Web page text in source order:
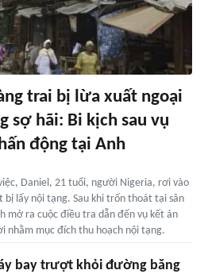
trai bị lừa xuất ngoại
sợ hãi: Bi kịch sau vụ
động tại Anh
Daniel, 21 tuổi, người Nigeria, rơi vào
bị lấy nội tạng. Sau khi trốn thoát tại sân
mở ra cuộc điều tra dẫn đến vụ kết án
nhằm mục đích thu hoạch nội tạng.
bay trượt khỏi đường băng